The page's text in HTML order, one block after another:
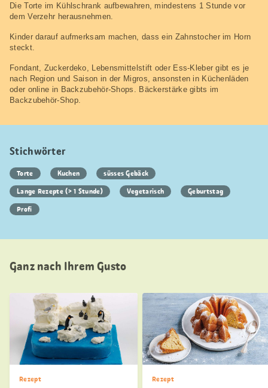
Die Torte im Kühlschrank aufbewahren, mindestens 1 Stunde vor
dem Verzehr herausnehmen.
Kinder darauf aufmerksam machen, dass ein Zahnstocher im Horn
steckt.
Fondant, Zuckerdeko, Lebensmittelstift oder Ess-Kleber gibt es je
nach Region und Saison in der Migros, ansonsten in Küchenläden
oder online in Backzubehör-Shops. Bäckerstärke gibts im
Backzubehör-Shop.
Stichwörter
Torte Kuchen
süsses Gebäck
Lange Rezepte (> 1 Stunde)
Vegetarisch
Geburtstag
Profi
Ganz nach Ihrem Gusto
Rezept Rezept